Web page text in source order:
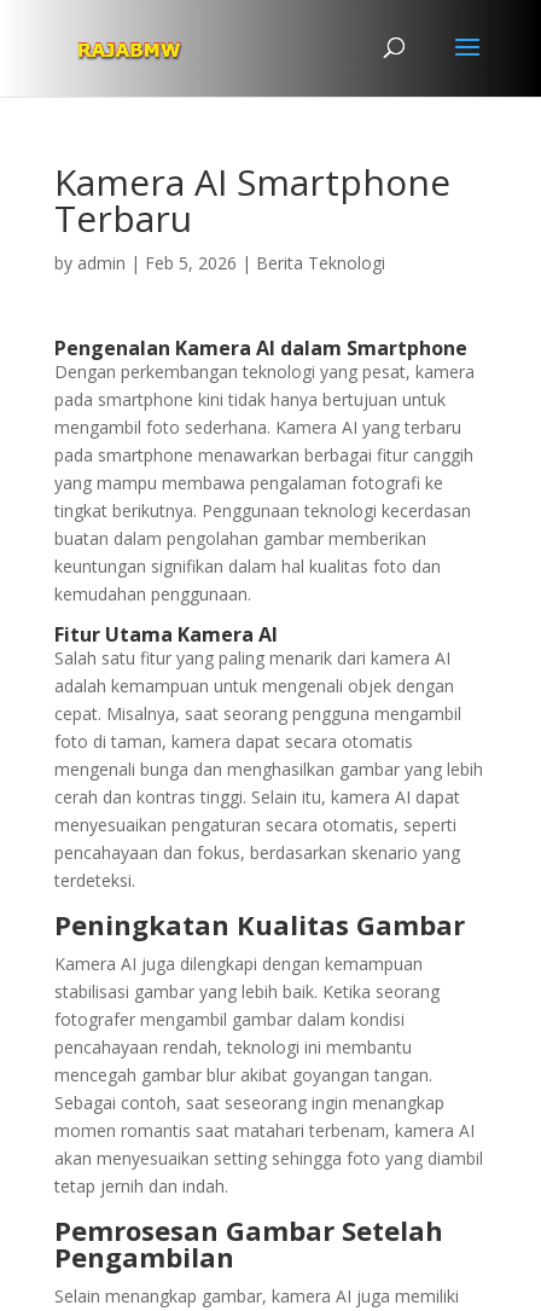
Kamera AI Smartphone
Terbaru
by admin | Feb 5, 2026 | Berita Teknologi
Pengenalan Kamera AI dalam Smartphone
Dengan perkembangan teknologi yang pesat, kamera
pada smartphone kini tidak hanya bertujuan untuk
mengambil foto sederhana. Kamera AI yang terbaru
pada smartphone menawarkan berbagai fitur canggih
yang mampu membawa pengalaman fotografi ke
tingkat berikutnya. Penggunaan teknologi kecerdasan
buatan dalam pengolahan gambar memberikan
keuntungan signifikan dalam hal kualitas foto dan
kemudahan penggunaan.
Fitur Utama Kamera AI
Salah satu fitur yang paling menarik dari kamera AI
adalah kemampuan untuk mengenali objek dengan
cepat. Misalnya, saat seorang pengguna mengambil
foto di taman, kamera dapat secara otomatis
mengenali bunga dan menghasilkan gambar yang lebih
cerah dan kontras tinggi. Selain itu, kamera AI dapat
menyesuaikan pengaturan secara otomatis, seperti
pencahayaan dan fokus, berdasarkan skenario yang
terdeteksi.
Peningkatan Kualitas Gambar
Kamera AI juga dilengkapi dengan kemampuan
stabilisasi gambar yang lebih baik. Ketika seorang
fotografer mengambil gambar dalam kondisi
pencahayaan rendah, teknologi ini membantu
mencegah gambar blur akibat goyangan tangan.
Sebagai contoh, saat seseorang ingin menangkap
momen romantis saat matahari terbenam, kamera AI
akan menyesuaikan setting sehingga foto yang diambil
tetap jernih dan indah.
Pemrosesan Gambar Setelah
Pengambilan
Selain menangkap gambar, kamera AI juga memiliki